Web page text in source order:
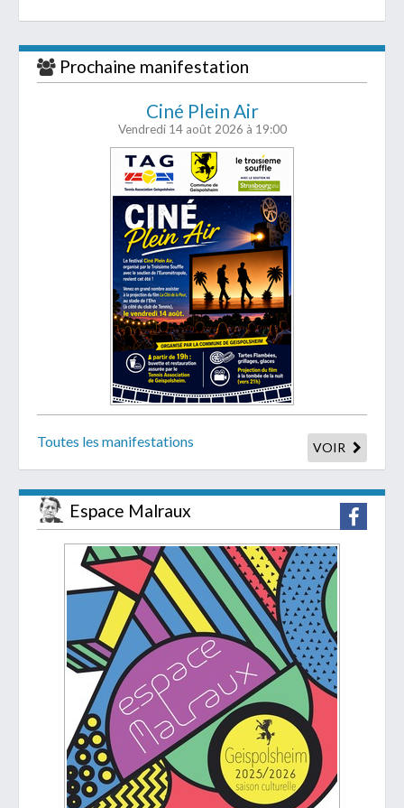
Prochaine manifestation
Ciné Plein Air
Vendredi 14 août 2026 à 19:00
Toutes les manifestations VOIR
Espace Malraux